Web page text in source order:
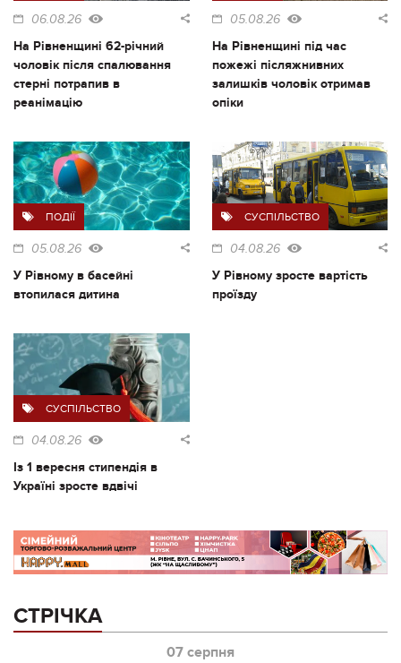
06.08.26
На Рівненщині 62-річний
чоловік після спалювання
стерні потрапив в
реанімацію
05.08.26
На Рівненщині під час
пожежі післяжнивних
залишків чоловік отримав
опіки
ПОДІЇ
05.08.26
У Рівному в басейні
втопилася дитина
СУСПІЛЬСТВО
04.08.26
У Рівному зросте вартість
проїзду
СУСПІЛЬСТВО
04.08.26
Із 1 вересня стипендія в
Україні зросте вдвічі
СТРІЧКА
07 серпня